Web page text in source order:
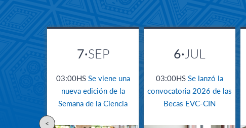
<
7·SEP
03:00HS Se viene una
nueva edición de la
Semana de la Ciencia
6· JUL
03:00HSSe lanzó la
convocatoria 2026 de las
Becas EVC-CIN